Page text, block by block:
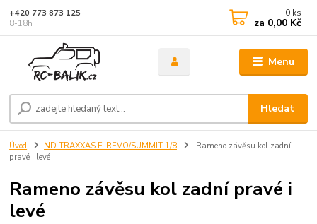
Menu
Hledat
+420 773 873 125
8-18h
0 ks
za 0,00 Kč
Úvod ND TRAXXAS E-REVO/SUMMIT 1/8
Rameno závěsu kol zadní
pravé i levé
Rameno závěsu kol zadní pravé i
levé